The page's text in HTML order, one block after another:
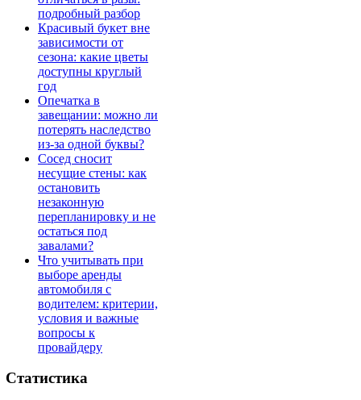
подробный разбор
Красивый букет вне
зависимости от
сезона: какие цветы
доступны круглый
год
Опечатка в
завещании: можно ли
потерять наследство
из-за одной буквы?
Сосед сносит
несущие стены: как
остановить
незаконную
перепланировку и не
остаться под
завалами?
Что учитывать при
выборе аренды
автомобиля с
водителем: критерии,
условия и важные
вопросы к
провайдеру
Статистика